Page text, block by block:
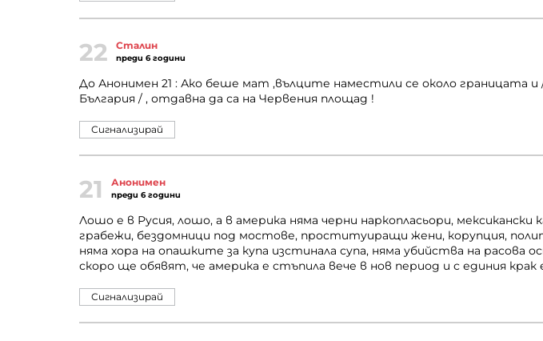
22 Сталин
преди 6 години
До Анонимен 21 : Ако беше мат ,вълците наместили се около границата и
България / , отдавна да са на Червения площад !
Сигнализирай
21 Анонимен
преди 6 години
Лошо е в Русия, лошо, а в америка няма черни наркопласьори, мексикански
грабежи, бездомници под мостове, проституиращи жени, корупция,
няма хора на опашките за купа изстинала супа, няма убийства на расова
скоро ще обявят, че америка е стъпила вече в нов период и с единия крак
Сигнализирай